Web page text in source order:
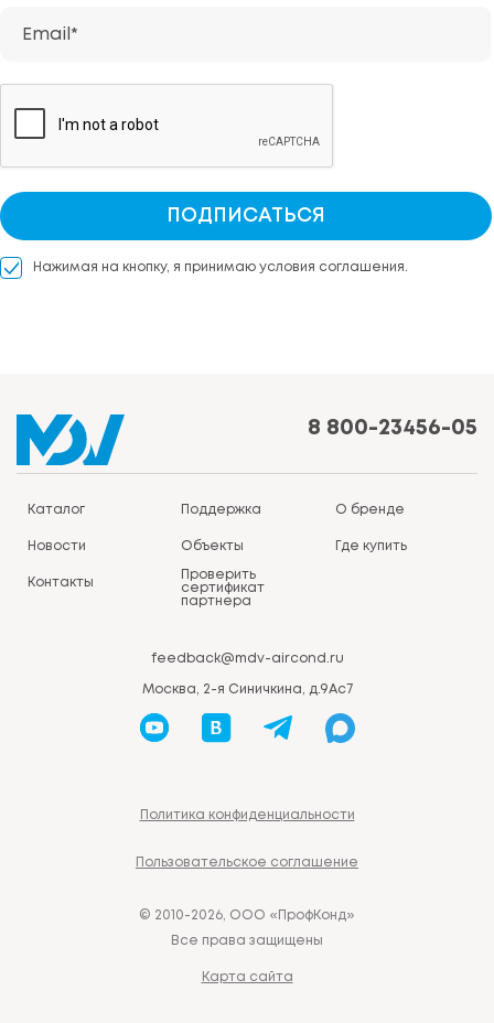
Email*
ПОДПИСАТЬСЯ
Нажимая на кнопку, я принимаю условия соглашения.
8 800-23456-05
Каталог Поддержка О бренде
Новости Объекты Где купить
Контакты
Проверить
сертификат
партнера
feedback@mdv-aircond.ru
Москва, 2-я Синичкина, д.9Ас7
Политика конфиденциальности
Пользовательское соглашение
© 2010-2026, ООО «ПрофКонд»
Все права защищены
Карта сайта